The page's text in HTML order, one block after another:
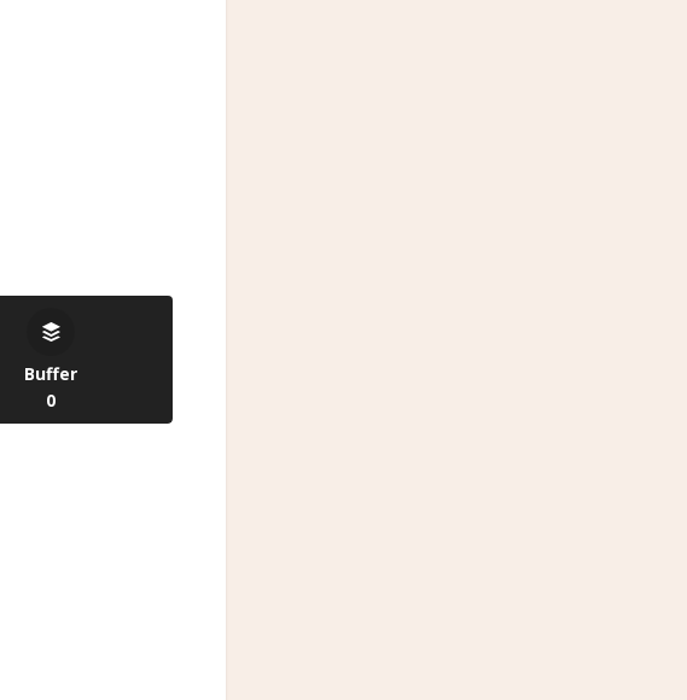
Buffer
0